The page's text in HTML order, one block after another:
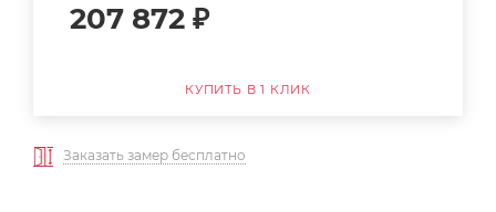
207 872 ₽
КУПИТЬ В 1 КЛИК
Заказать замер бесплатно